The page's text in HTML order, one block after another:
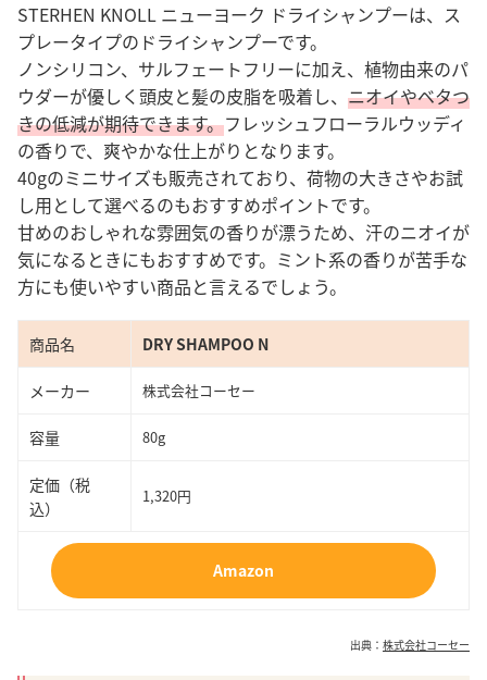
STERHEN KNOLL ニューヨーク ドライシャンプーは、ス
プレータイプのドライシャンプーです。
ノンシリコン、サルフェートフリーに加え、植物由来のパ
ウダーが優しく頭皮と髪の皮脂を吸着し、 ニオイやベタつ
きの低減が期待できます。フレッシュフローラルウッディ
の香りで、爽やかな仕上がりとなります。
40gのミニサイズも販売されており、荷物の大きさやお試
し用として選べるのもおすすめポイントです。
甘めのおしゃれな雰囲気の香りが漂うため、汗のニオイが
気になるときにもおすすめです。ミント系の香りが苦手な
方にも使いやすい商品と言えるでしょう。
商品名 DRY SHAMPOO N
メーカー 株式会社コーセー
容量 80g
定価（税
込）
1,320円
Amazon
出典： 株式会社コーセー